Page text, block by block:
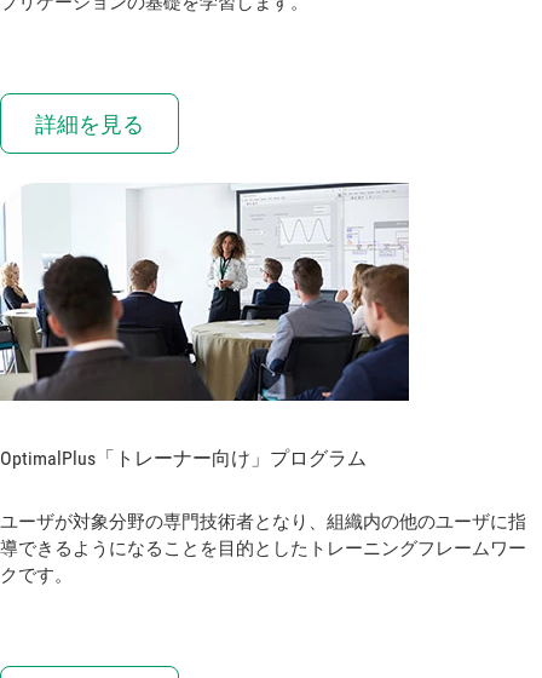
詳細を見る
OptimalPlus 「トレーナー向け」 プログラム
ユーザが対象分野の専門技術者となり、組織内の他のユーザに指
導できるようになることを目的としたトレーニングフレームワー
クです。